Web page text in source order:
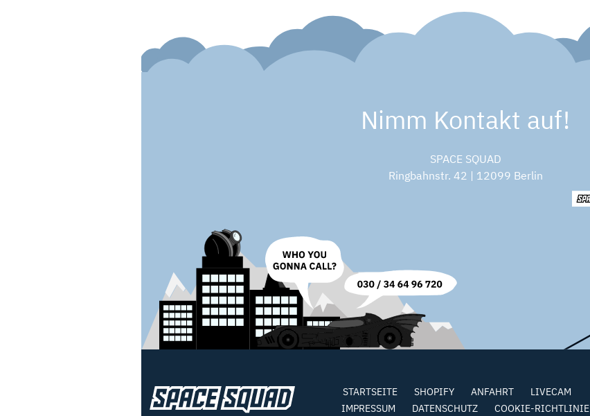
Nimm Kontakt auf!
SPACE SQUAD
Ringbahnstr. 42 | 12099 Berlin
STARTSEITE SHOPIFY ANFAHRT
LIVECAM
IMPRESSUM
DATENSCHUTZ COOKIE-RICHTLINIE